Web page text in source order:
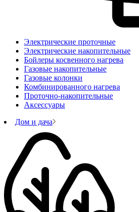
Электрические проточные
Электрические накопительные
Бойлеры косвенного нагрева
Газовые накопительные
Газовые колонки
Комбинированного нагрева
Проточно-накопительные
Аксессуары
Дом и дача